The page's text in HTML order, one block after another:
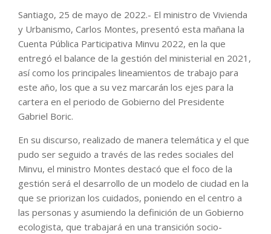
Santiago, 25 de mayo de 2022.- El ministro de Vivienda
y Urbanismo, Carlos Montes, presentó esta mañana la
Cuenta Pública Participativa Minvu 2022, en la que
entregó el balance de la gestión del ministerial en 2021,
así como los principales lineamientos de trabajo para
este año, los que a su vez marcarán los ejes para la
cartera en el periodo de Gobierno del Presidente
Gabriel Boric.
En su discurso, realizado de manera telemática y el que
pudo ser seguido a través de las redes sociales del
Minvu, el ministro Montes destacó que el foco de la
gestión será el desarrollo de un modelo de ciudad en la
que se priorizan los cuidados, poniendo en el centro a
las personas y asumiendo la definición de un Gobierno
ecologista, que trabajará en una transición socio-